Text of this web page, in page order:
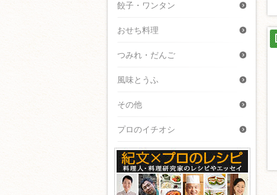
餃子・ワンタン
おせち料理
つみれ・だんご
風味とうふ
その他
プロのイチオシ